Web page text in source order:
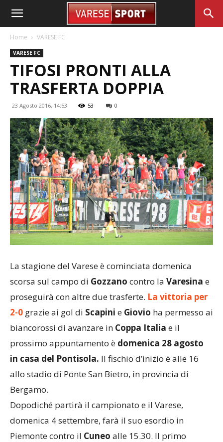
Home VARESE FC
VARESE FC
TIFOSI PRONTI ALLA
TRASFERTA DOPPIA
23 Agosto 2016, 14:53 53 0
La stagione del Varese è cominciata domenica
scorsa sul campo di Gozzano contro la Varesina e
proseguirà con altre due trasferte. La vittoria per
2-0 grazie ai gol di Scapini e Giovio ha permesso ai
biancorossi di avanzare in Coppa Italia e il
prossimo appuntamento è domenica 28 agosto
in casa del Pontisola. Il fischio d’inizio è alle 16
allo stadio di Ponte San Bietro, in provincia di
Bergamo.
Dopodiché partirà il campionato e il Varese,
domenica 4 settembre, farà il suo esordio in
Piemonte contro il Cuneo alle 15.30. Il primo